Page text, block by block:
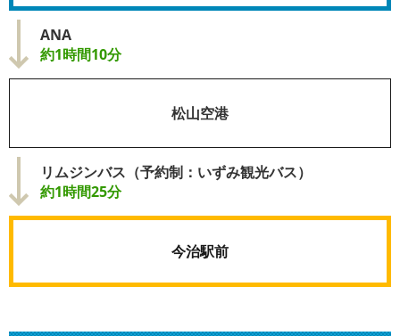
ANA
約1時間10分
松山空港
リムジンバス（予約制：いずみ観光バス）
約1時間25分
今治駅前